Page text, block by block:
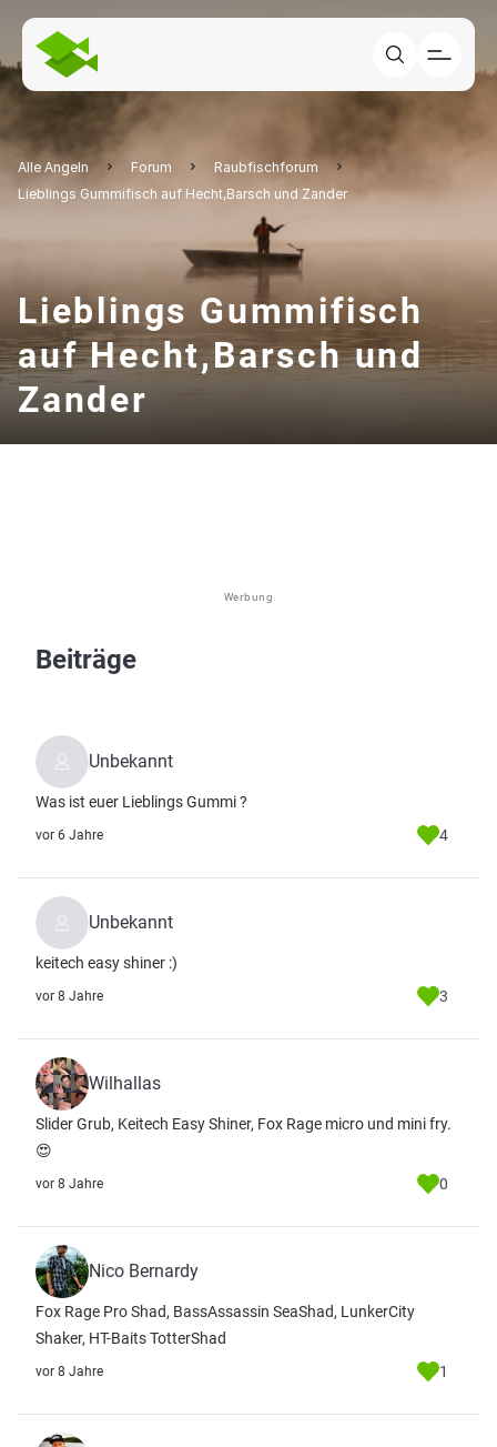
Alle Angeln Forum
Raubfischforum
Lieblings Gummifisch auf Hecht,Barsch und Zander
Lieblings Gummifisch
auf Hecht,Barsch und
Zander
Werbung
Beiträge
Unbekannt
Was ist euer Lieblings Gummi ?
vor 6 Jahre 4
Unbekannt
keitech easy shiner :)
vor 8 Jahre 3
Wilhallas
Slider Grub, Keitech Easy Shiner, Fox Rage micro und mini fry.
😍
vor 8 Jahre 0
Nico Bernardy
Fox Rage Pro Shad, BassAssassin SeaShad, LunkerCity
Shaker, HT-Baits TotterShad
vor 8 Jahre 1